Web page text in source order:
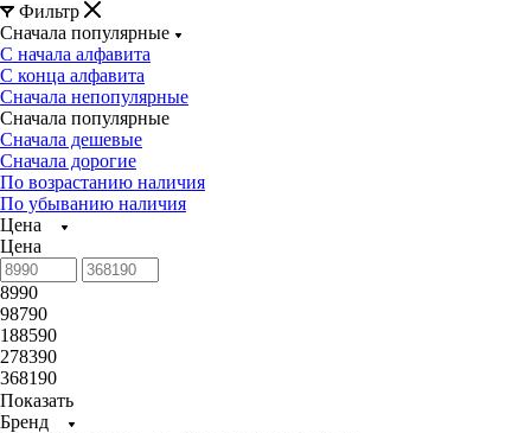
Фильтр
Сначала популярные
С начала алфавита
С конца алфавита
Сначала непопулярные
Сначала популярные
Сначала дешевые
Сначала дорогие
По возрастанию наличия
По убыванию наличия
Цена
Цена
8990
98790
188590
278390
368190
Показать
Бренд